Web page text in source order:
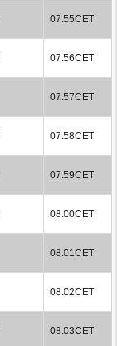
07:55CET
07:56CET
07:57CET
07:58CET
07:59CET
08:00CET
08:01CET
08:02CET
08:03CET